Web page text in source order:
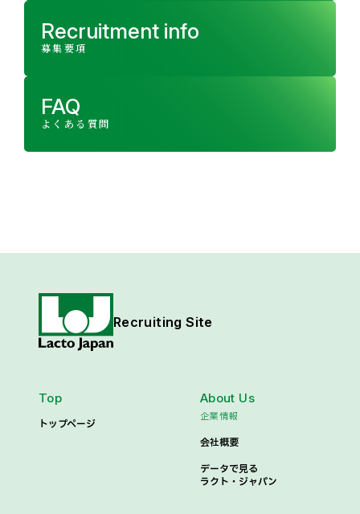
Recruitment info
募集要項
FAQ
よくある質問
Recruiting Site
Top
トップページ
About Us
企業情報
会社概要
データで見る
ラクト・ジャパン